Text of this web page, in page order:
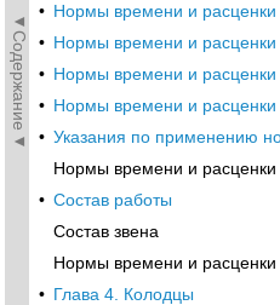
◄Содержание◄
• Нормы времени и расценки
• Нормы времени и расценки
• Нормы времени и расценки
• Нормы времени и расценки
• Указания по применению
Нормы времени и расценки
• Состав работы
Состав звена
Нормы времени и расценки
• Глава 4. Колодцы